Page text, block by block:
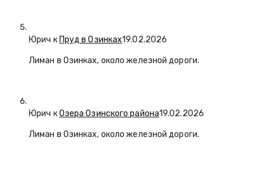
Юрич к Пруд в Озинках19.02.2026
Лиман в Озинках, около железной дороги.
Юрич кОзера Озинского района19.02.2026
Лиман в Озинках, около железной дороги.